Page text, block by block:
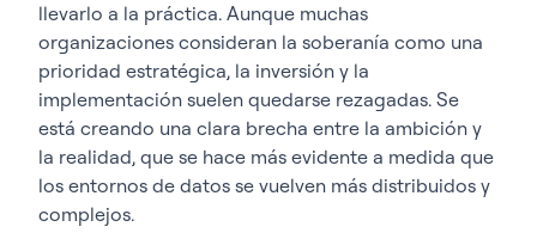
llevarlo a la práctica. Aunque muchas
organizaciones consideran la soberanía como una
prioridad estratégica, la inversión y la
implementación suelen quedarse rezagadas. Se
está creando una clara brecha entre la ambición y
la realidad, que se hace más evidente a medida que
los entornos de datos se vuelven más distribuidos y
complejos.